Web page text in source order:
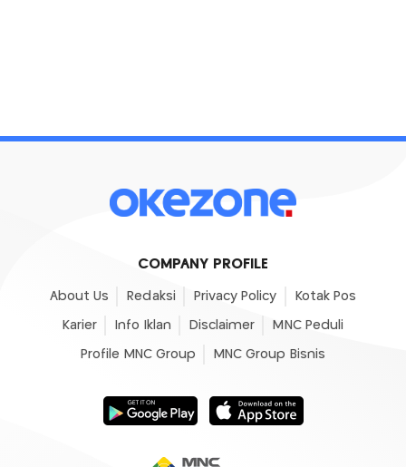
COMPANY PROFILE
About Us Redaksi Privacy Policy Kotak Pos
Karier Info Iklan Disclaimer MNC Peduli
Profile MNC Group MNC Group Bisnis